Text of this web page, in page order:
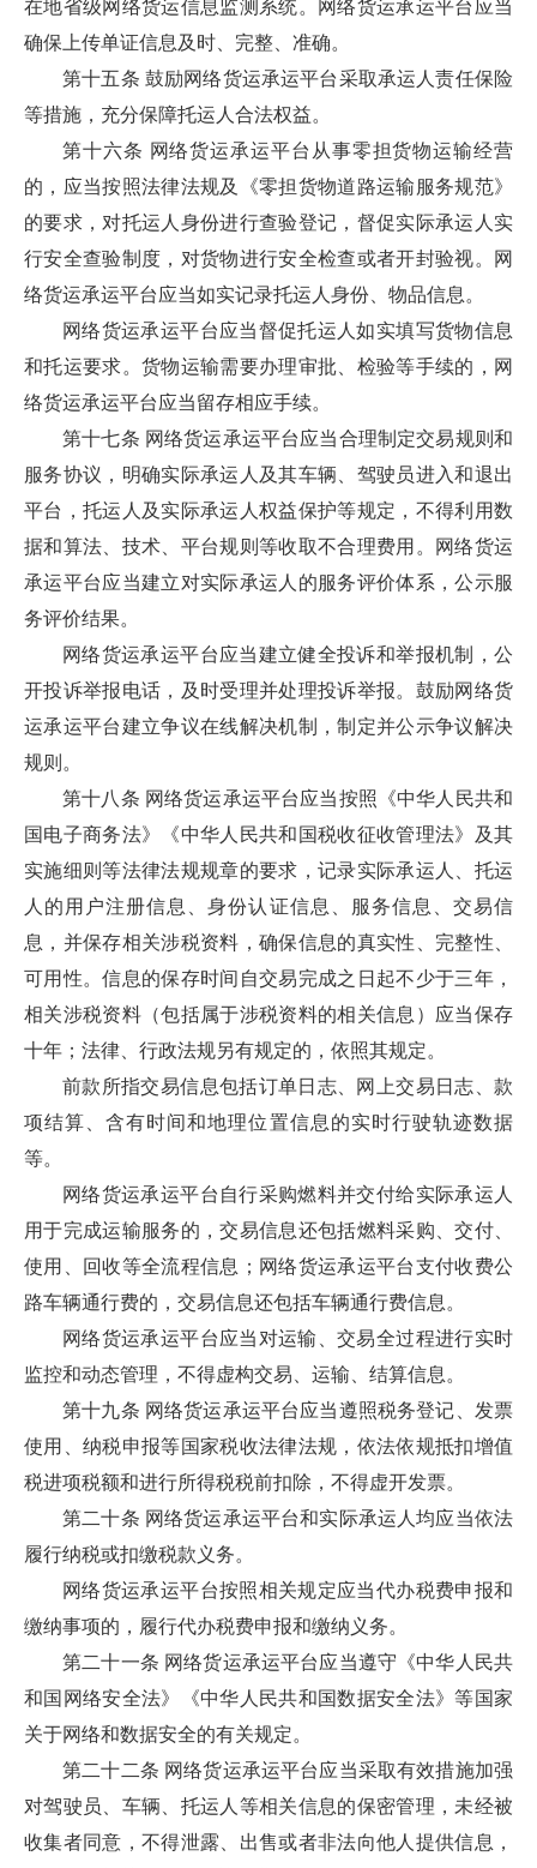
在地省级网络货运信息监测系统。网络货运承运平台应当
确保上传单证信息及时、完整、准确。
第十五条 鼓励网络货运承运平台采取承运人责任保险
等措施，充分保障托运人合法权益。
第十六条 网络货运承运平台从事零担货物运输经营
的，应当按照法律法规及《零担货物道路运输服务规范》
的要求，对托运人身份进行查验登记，督促实际承运人实
行安全查验制度，对货物进行安全检查或者开封验视。网
络货运承运平台应当如实记录托运人身份、物品信息。
网络货运承运平台应当督促托运人如实填写货物信息
和托运要求。货物运输需要办理审批、检验等手续的，网
络货运承运平台应当留存相应手续。
第十七条 网络货运承运平台应当合理制定交易规则和
服务协议，明确实际承运人及其车辆、驾驶员进入和退出
平台，托运人及实际承运人权益保护等规定，不得利用数
据和算法、技术、平台规则等收取不合理费用。网络货运
承运平台应当建立对实际承运人的服务评价体系，公示服
务评价结果。
网络货运承运平台应当建立健全投诉和举报机制，公
开投诉举报电话，及时受理并处理投诉举报。鼓励网络货
运承运平台建立争议在线解决机制，制定并公示争议解决
规则。
第十八条 网络货运承运平台应当按照《中华人民共和
国电子商务法》《中华人民共和国税收征收管理法》及其
实施细则等法律法规规章的要求，记录实际承运人、托运
人的用户注册信息、身份认证信息、服务信息、交易信
息，并保存相关涉税资料，确保信息的真实性、完整性、
可用性。信息的保存时间自交易完成之日起不少于三年，
相关涉税资料（包括属于涉税资料的相关信息）应当保存
十年；法律、行政法规另有规定的，依照其规定。
前款所指交易信息包括订单日志、网上交易日志、款
项结算、含有时间和地理位置信息的实时行驶轨迹数据
等。
网络货运承运平台自行采购燃料并交付给实际承运人
用于完成运输服务的，交易信息还包括燃料采购、交付、
使用、回收等全流程信息；网络货运承运平台支付收费公
路车辆通行费的，交易信息还包括车辆通行费信息。
网络货运承运平台应当对运输、交易全过程进行实时
监控和动态管理，不得虚构交易、运输、结算信息。
第十九条 网络货运承运平台应当遵照税务登记、发票
使用、纳税申报等国家税收法律法规，依法依规抵扣增值
税进项税额和进行所得税税前扣除，不得虚开发票。
第二十条 网络货运承运平台和实际承运人均应当依法
履行纳税或扣缴税款义务。
网络货运承运平台按照相关规定应当代办税费申报和
缴纳事项的，履行代办税费申报和缴纳义务。
第二十一条 网络货运承运平台应当遵守《中华人民共
和国网络安全法》《中华人民共和国数据安全法》等国家
关于网络和数据安全的有关规定。
第二十二条 网络货运承运平台应当采取有效措施加强
对驾驶员、车辆、托运人等相关信息的保密管理，未经被
收集者同意，不得泄露、出售或者非法向他人提供信息，